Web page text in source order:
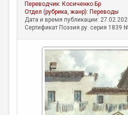
КОММЕНТАРИИ
ЛИТСАЛОН
ПРАВИЛА САЙТА
ОТДЕЛЫ И РУБРИКИ
ИЗБРАННОЕ
Переводчик: Косиченко Бр
Отдел (рубрика, жанр): Переводы
Дата и время публикации:
Сертификат Поэзия.ру: серия 1839